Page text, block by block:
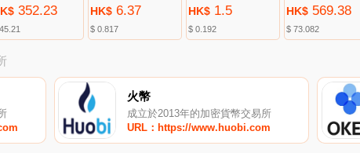
352.23 HK$6.37
$ 0.817
HK$1.5
$ 0.192
HK$ 569.38
$ 73.082
火幣
成立於2013年的加密貨幣交易所
URL：https://www.huobi.com